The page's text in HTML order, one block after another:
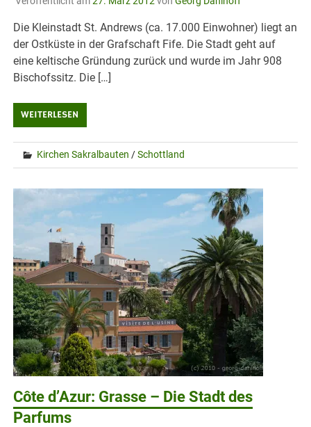
Die Kleinstadt St. Andrews (ca. 17.000 Einwohner) liegt an
der Ostküste in der Grafschaft Fife. Die Stadt geht auf
eine keltische Gründung zurück und wurde im Jahr 908
Bischofssitz. Die […]
WEITERLESEN
Kirchen Sakralbauten /Schottland
Côte d’Azur: Grasse – Die Stadt des
Parfums